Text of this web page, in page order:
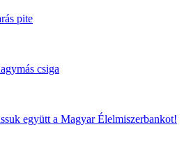
pite
csiga
együtt a Magyar Élelmiszerbankot!